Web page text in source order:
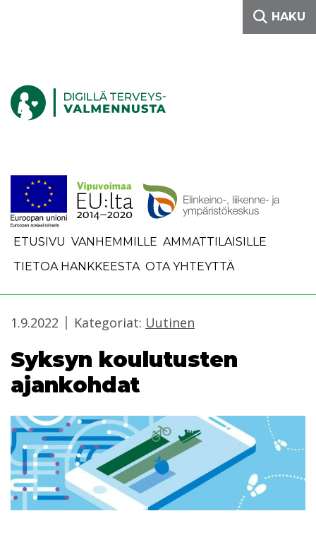
HAKU
ETUSIVU VANHEMMILLE AMMATTILAISILLE
TIETOA HANKKEESTA OTA YHTEYTTÄ
1.9.2022 Kategoriat: Uutinen
Syksyn koulutusten
ajankohdat